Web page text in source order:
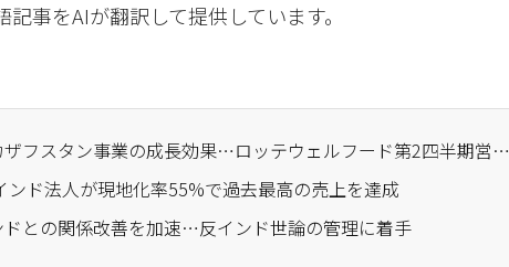
事をAIが翻訳して提供しています。
· インド・カザフスタン事業の成長効果…ロッテウェルフード第2四半期営業利益89%増
ンド法人が現地化率55%で過去最高の売上を達成
ドとの関係改善を加速…反インド世論の管理に着手